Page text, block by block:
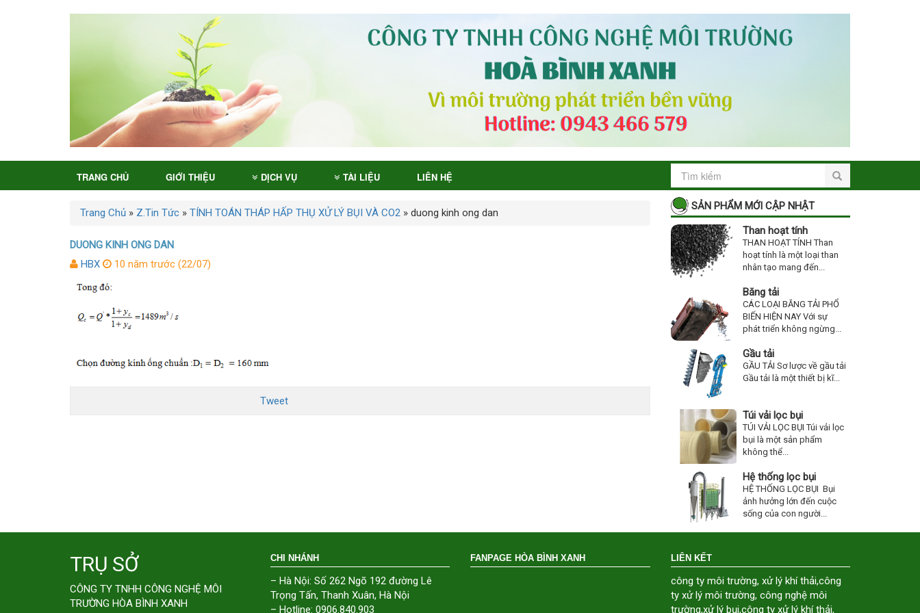
TRANG CHỦ GIỚI THIỆU DỊCH VỤ TÀI LIỆU LIÊN HỆ
Trang Chủ » Z.Tin Tức » TÍNH TOÁN THÁP HẤP THỤ XỬ LÝ BỤI VÀ CO2 » duong kinh ong dan
DUONG KINH ONG DAN
HBX
10 năm trước (22/07)
Tweet
SẢN PHẨM MỚI CẬP NHẬT
Than hoạt tính
THAN HOẠT TÍNH Than
hoạt tính là một loại than
nhân tạo mang đến...
Băng tải
CÁC LOẠI BĂNG TẢI PHỔ
BIẾN HIỆN NAY Với sự
phát triển không ngừng...
Gầu tải
GẦU TẢI Sơ lược về gầu tải
Gầu tải là một thiết bị kĩ...
Túi vải lọc bụi
TÚI VẢI LỌC BỤI Túi vải lọc
bụi là một sản phẩm
không thể...
Hệ thống lọc bụi
HỆ THỐNG LỌC BỤI Bụi
ảnh hưởng lớn đến cuộc
sống của con người...
TRỤ SỞ
CÔNG TY TNHH CÔNG NGHỆ MÔI
TRƯỜNG HÒA BÌNH XANH
CHI NHÁNH
– Hà Nội: Số 262 Ngõ 192 đường Lê
Trọng Tấn, Thanh Xuân, Hà Nội
– Hotline: 0906.840.903
FANPAGE HÒA BÌNH XANH LIÊN KẾT
công ty môi trường, xử lý khí thải,công
ty xử lý môi trường, công nghệ môi
trường,xử lý bụi,công ty xử lý khí thải,